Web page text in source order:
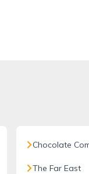
Chocolate
The Far East